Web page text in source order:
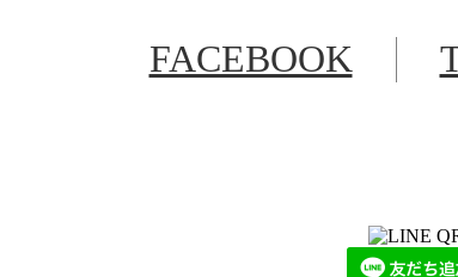
FACEBOOK